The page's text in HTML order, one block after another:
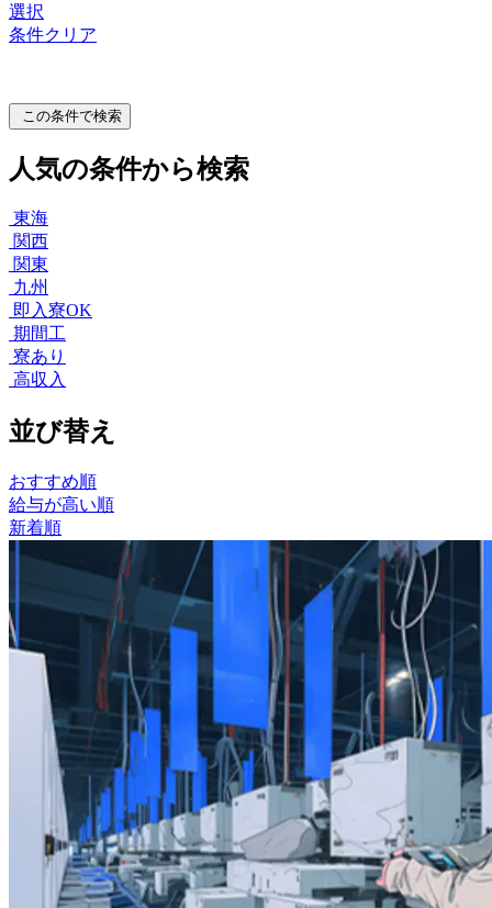
選択
条件クリア
この条件で検索
人気の条件から検索
東海
関西
関東
九州
即入寮OK
期間工
寮あり
高収入
並び替え
おすすめ順
給与が高い順
新着順